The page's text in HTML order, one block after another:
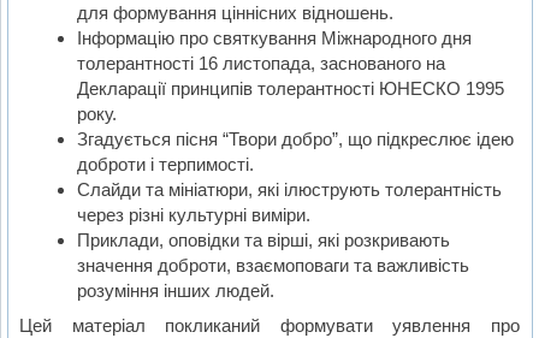
для формування ціннісних відношень.
Інформацію про святкування Міжнародного дня
толерантності 16 листопада, заснованого на
Декларації принципів толерантності ЮНЕСКО 1995
року.
Згадується пісня “Твори добро”, що підкреслює ідею
доброти і терпимості.
Слайди та мініатюри, які ілюструють толерантність
через різні культурні виміри.
Приклади, оповідки та вірші, які розкривають
значення доброти, взаємоповаги та важливість
розуміння інших людей.
Цей матеріал покликаний формувати уявлення про